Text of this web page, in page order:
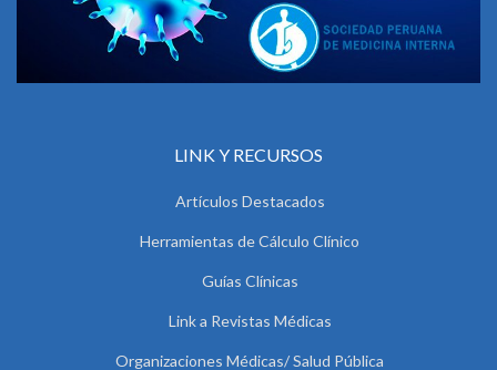
LINK Y RECURSOS
Artículos Destacados
Herramientas de Cálculo Clínico
Guías Clínicas
Link a Revistas Médicas
Organizaciones Médicas/ Salud Pública